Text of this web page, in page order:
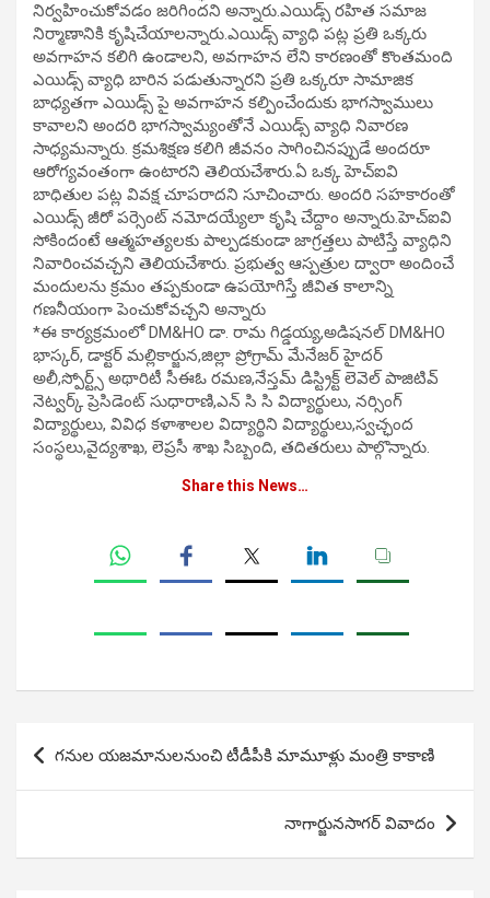
నిర్వహించుకోవడం జరిగిందని అన్నారు.ఎయిడ్స్ రహిత సమాజ
నిర్మాణానికి కృషిచేయాలన్నారు.ఎయిడ్స్ వ్యాధి పట్ల ప్రతి ఒక్కరు
అవగాహన కలిగి ఉండాలని, అవగాహన లేని కారణంతో కొంతమంది
ఎయిడ్స్ వ్యాధి బారిన పడుతున్నారని ప్రతి ఒక్కరూ సామాజిక
బాధ్యతగా ఎయిడ్స్ పై అవగాహన కల్పించేందుకు భాగస్వాములు
కావాలని అందరి భాగస్వామ్యంతోనే ఎయిడ్స్‌ వ్యాధి నివారణ
సాధ్యమన్నారు. క్రమశిక్షణ కలిగి జీవనం సాగించినప్పుడే అందరూ
ఆరోగ్యవంతంగా ఉంటారని తెలియచేశారు.ఏ ఒక్క హెచ్ఐవి
బాధితుల పట్ల వివక్ష చూపరాదని సూచించారు. అందరి సహకారంతో
ఎయిడ్స్ జీరో పర్సెంట్ నమోదయ్యేలా కృషి చేద్దాం అన్నారు.హెచ్ఐవి
సోకిందంటే ఆత్మహత్యలకు పాల్పడకుండా జాగ్రత్తలు పాటిస్తే వ్యాధిని
నివారించవచ్చని తెలియచేశారు. ప్రభుత్వ ఆస్పత్రుల ద్వారా అందించే
మందులను క్రమం తప్పకుండా ఉపయోగిస్తే జీవిత కాలాన్ని
గణనీయంగా పెంచుకోవచ్చని అన్నారు
*ఈ కార్యక్రమంలో DM&HO డా. రామ గిడ్డయ్య,అడిషనల్ DM&HO
భాస్కర్, డాక్టర్ మల్లికార్జున,జిల్లా ప్రోగ్రామ్ మేనేజర్ హైదర్
అలీ,స్పోర్ట్స్ అథారిటీ సీఈఓ రమణ,నేస్తమ్ డిస్ట్రిక్ట్ లెవెల్ పాజిటివ్
నెట్వర్క్ ప్రెసిడెంట్ సుధారాణి,ఎన్ సి సి విద్యార్థులు, నర్సింగ్
విద్యార్థులు, వివిధ కళాశాలల విద్యార్థిని విద్యార్థులు,స్వచ్ఛంద
సంస్థలు,వైద్యశాఖ, లెప్రసీ శాఖ సిబ్బంది, తదితరులు పాల్గొన్నారు.
Share this News…
Post
navigation
గనుల యజమానులనుంచి టీడీపీకి మామూళ్లు మంత్రి కాకాణి
నాగార్జునసాగర్ వివాదం